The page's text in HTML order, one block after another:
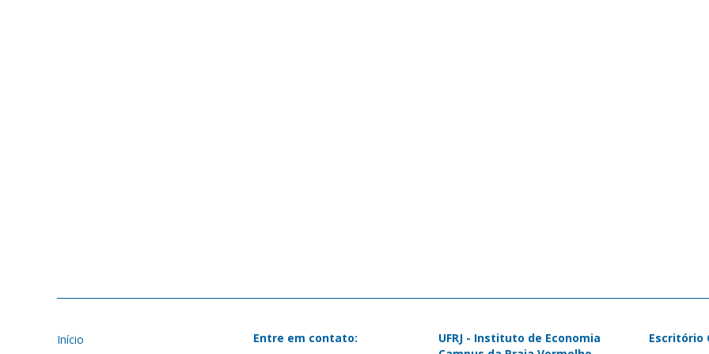
Início
Entre em contato:
UFRJ - Instituto de Economia
Escritório